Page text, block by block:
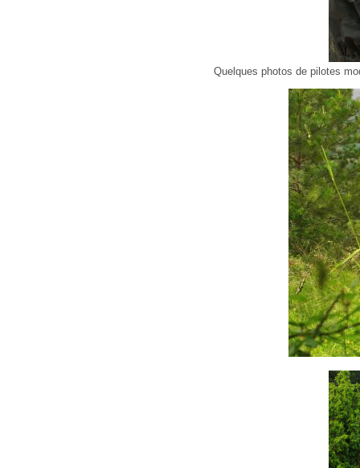
Quelques photos de pilotes